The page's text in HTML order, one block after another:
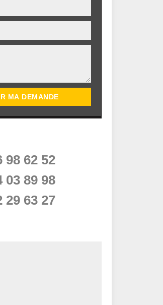
98 62 52
03 89 98
29 63 27